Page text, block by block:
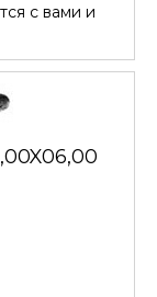
с вами и